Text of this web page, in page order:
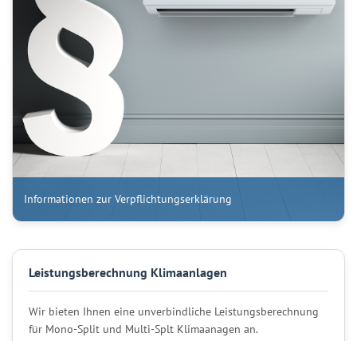
Informationen zur Verpflichtungserklärung
Leistungsberechnung Klimaanlagen
Wir bieten Ihnen eine unverbindliche Leistungsberechnung
für Mono-Split und Multi-Splt Klimaanagen an.